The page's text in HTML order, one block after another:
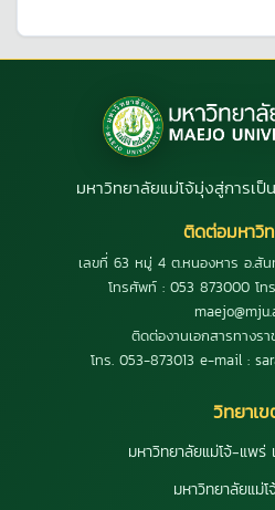
มหาวิทยาลัยแม่โจ้มุ่งสู่การเป็
ติดต่อมหาวิ
เลขที่ 63 หมู่ 4 ต.หนองหาร อ.สัน
โทรศัพท์ : 053 873000 โท
ติดต่องานเอกสารทางร
โทร. 053-873013 e-mail :
วิทยาเ
มหาวิทยาลัยแม่โจ้-แพร่
มหาวิทยาลัยแม่